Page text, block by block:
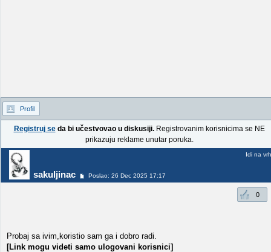
Profil
Registruj seda bi učestvovao u diskusiji.Registrovanim korisnicima se NE
prikazuju reklame unutar poruka.
sakuljinac Poslao: 26 Dec 2025 17:17
Idi na vrh
0
Probaj sa ivim,koristio sam ga i dobro radi.
[Link mogu videti samo ulogovani korisnici]